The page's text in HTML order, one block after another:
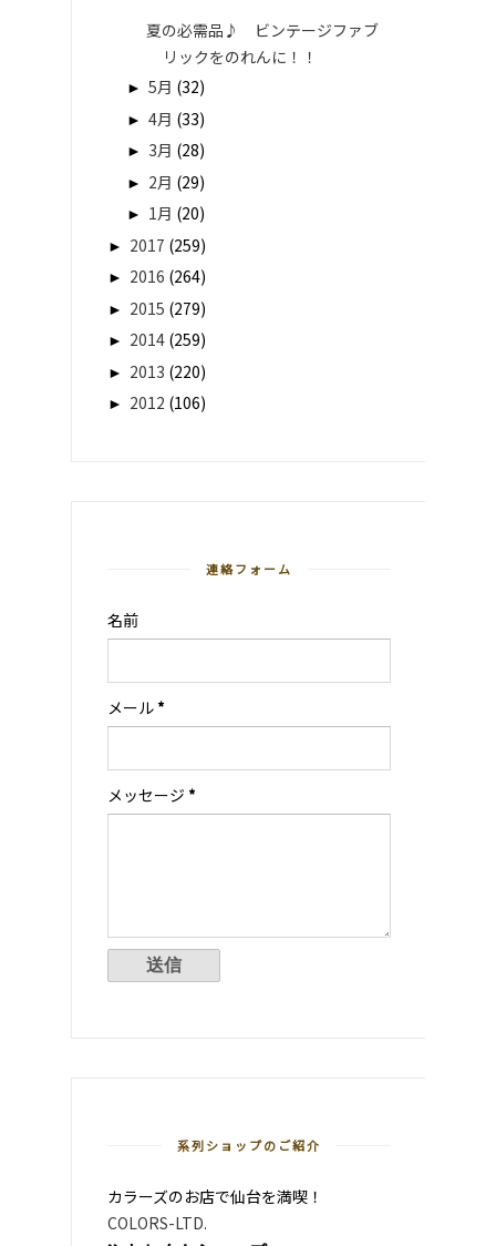
夏の必需品♪ ビンテージファブ
リックをのれんに！！
► 5月 (32)
► 4月 (33)
► 3月 (28)
► 2月 (29)
► 1月 (20)
► 2017 (259)
► 2016 (264)
► 2015 (279)
► 2014 (259)
► 2013 (220)
► 2012 (106)
連絡フォーム
名前
メール *
メッセージ *
系列ショップのご紹介
カラーズのお店で仙台を満喫！
COLORS-LTD.